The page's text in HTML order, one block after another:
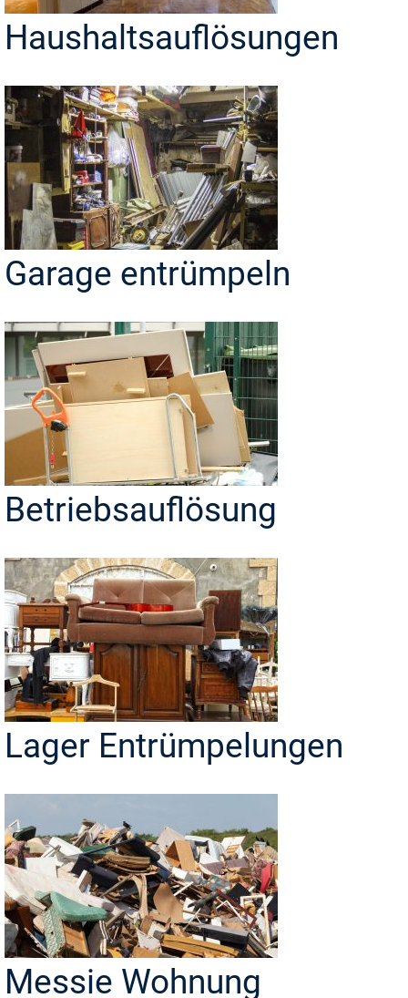
Haushaltsauflösungen
Garage entrümpeln
Betriebsauflösung
Lager Entrümpelungen
Messie Wohnung